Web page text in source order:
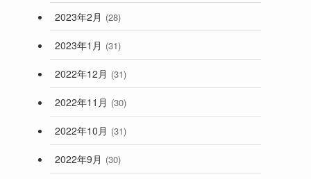
2023年2月 (28)
2023年1月 (31)
2022年12月 (31)
2022年11月 (30)
2022年10月 (31)
2022年9月 (30)